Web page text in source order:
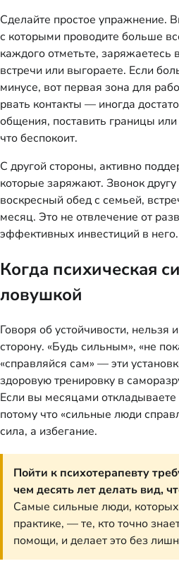
Сделайте простое упражнение.
с которыми проводите больше
каждого отметьте, заряжаетесь
встречи или выгораете. Если
минусе, вот первая зона для
рвать контакты — иногда
общения, поставить границы или
что беспокоит.
С другой стороны, активно
которые заряжают. Звонок
воскресный обед с семьей,
месяц. Это не отвлечение от
эффективных инвестиций в него.
Когда психическая
ловушкой
Говоря об устойчивости, нельзя
сторону. «Будь сильным», «не
«справляйся сам» — эти
здоровую тренировку в
Если вы месяцами откладываете
потому что «сильные люди
сила, а избегание.
Пойти к психотерапевту
чем десять лет делать вид,
Самые сильные люди, которых
практике, — те, кто точно
помощи, и делает это без